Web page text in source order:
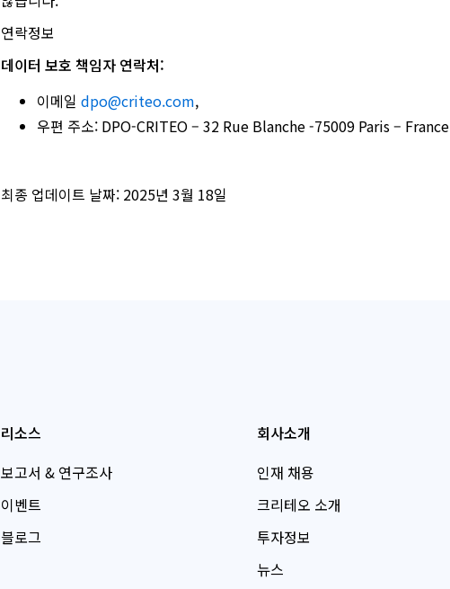
연락정보
데이터 보호 책임자 연락처:
이메일 dpo@criteo.com,
우편 주소: DPO-CRITEO – 32 Rue Blanche -75009 Paris – France
최종 업데이트 날짜: 2025년 3월 18일
리소스
보고서 & 연구조사
이벤트
블로그
회사소개
인재 채용
크리테오 소개
투자정보
뉴스